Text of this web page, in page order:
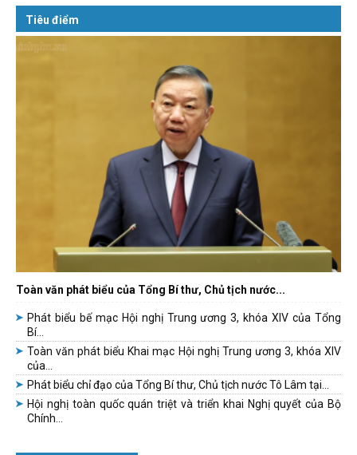
Tiêu điểm
Toàn văn phát biểu của Tổng Bí thư, Chủ tịch nước...
Phát biểu bế mạc Hội nghị Trung ương 3, khóa XIV của Tổng
Bí...
Toàn văn phát biểu Khai mạc Hội nghị Trung ương 3, khóa XIV
của...
Phát biểu chỉ đạo của Tổng Bí thư, Chủ tịch nước Tô Lâm tại...
Hội nghị toàn quốc quán triệt và triển khai Nghị quyết của Bộ
Chính...